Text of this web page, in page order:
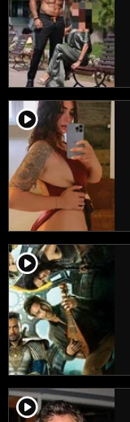
player2
player2
player2